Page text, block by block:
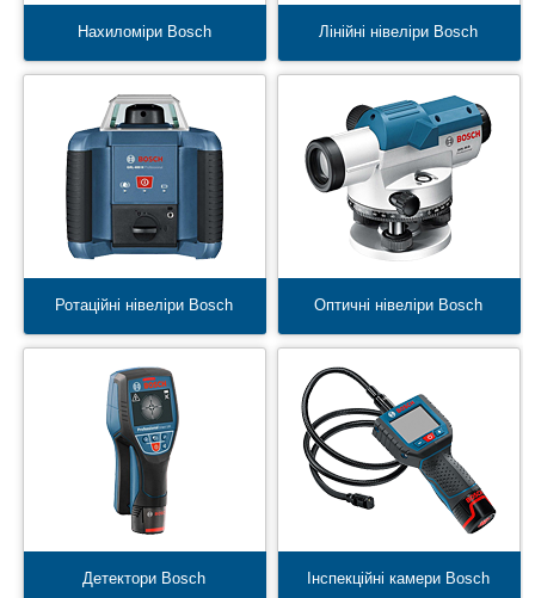
Нахиломіри Bosch Лінійні нівеліри Bosch
Ротаційні нівеліри Bosch Оптичні нівеліри Bosch
Детектори Bosch Інспекційні камери Bosch